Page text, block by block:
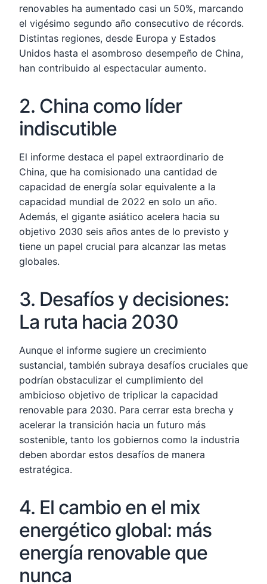
renovables ha aumentado casi un 50%, marcando
el vigésimo segundo año consecutivo de récords.
Distintas regiones, desde Europa y Estados
Unidos hasta el asombroso desempeño de China,
han contribuido al espectacular aumento.
2. China como líder
indiscutible
El informe destaca el papel extraordinario de
China, que ha comisionado una cantidad de
capacidad de energía solar equivalente a la
capacidad mundial de 2022 en solo un año.
Además, el gigante asiático acelera hacia su
objetivo 2030 seis años antes de lo previsto y
tiene un papel crucial para alcanzar las metas
globales.
3. Desafíos y decisiones:
La ruta hacia 2030
Aunque el informe sugiere un crecimiento
sustancial, también subraya desafíos cruciales que
podrían obstaculizar el cumplimiento del
ambicioso objetivo de triplicar la capacidad
renovable para 2030. Para cerrar esta brecha y
acelerar la transición hacia un futuro más
sostenible, tanto los gobiernos como la industria
deben abordar estos desafíos de manera
estratégica.
4. El cambio en el mix
energético global: más
energía renovable que
nunca